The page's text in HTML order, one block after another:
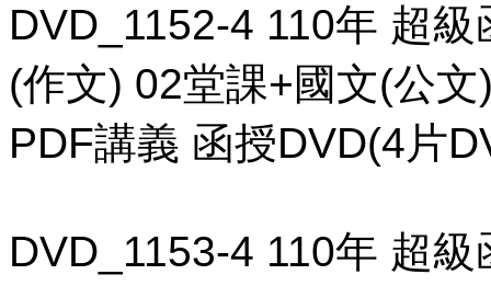
DVD_1152-4 110年 超
(作文) 02堂課+國文(公
PDF講義 函授DVD(4片
DVD_1153-4 110年 超